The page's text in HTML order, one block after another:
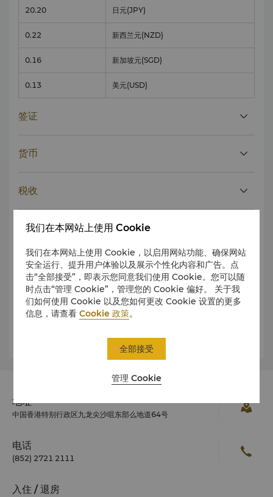
20.20 日元(JPY)
0.22 新西兰元(NZD)
0.16 新加坡元(SGD)
0.13 美元(USD)
签证
货币
税收
小费
营业时间
公共健康
地址
中国香港特别行政区九龙尖沙咀东部么地道64号
电话
(852) 2721 2111
入住 / 退房
我们在本网站上使用 Cookie
我们在本网站上使用 Cookie，以启用网站功能、确保网站
安全运行、提升用户体验以及展示个性化内容和广告。点
击“全部接受”，即表示您同意我们使用 Cookie。您可以随
时点击“管理 Cookie”，管理您的 Cookie 偏好。 关于我
们如何使用 Cookie 以及您如何更改 Cookie 设置的更多
信息，请查看Cookie 政策。
管理 Cookie
全部接受